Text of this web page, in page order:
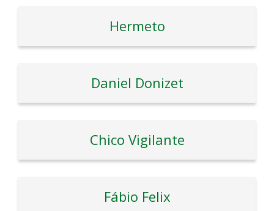
Hermeto
Daniel Donizet
Chico Vigilante
Fábio Felix